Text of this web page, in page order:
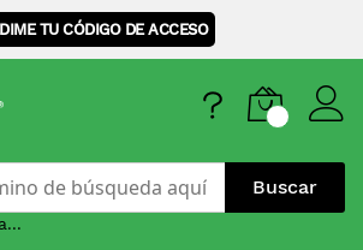
TU CÓDIGO DE ACCESO
Buscar